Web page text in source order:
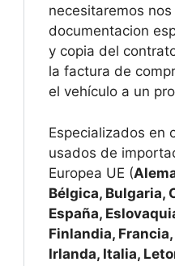
necesitaremos
documentacion
y copia del
la factura de
el vehículo a un
Especializados en
usados de
Europea UE (
Bélgica, Bulgaria,
España,
Finlandia,
Irlanda, Italia,